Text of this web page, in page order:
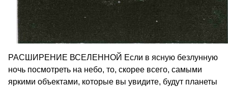
РАСШИРЕНИЕ ВСЕЛЕННОЙ Если в ясную безлунную
ночь посмотреть на небо, то, ско­рее всего, самыми
яркими объектами, которые вы увидите, бу­дут планеты